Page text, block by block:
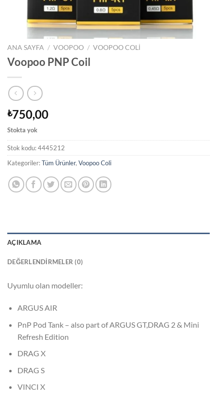
ANA SAYFA / VOOPOO / VOOPOO COLI
Voopoo PNP Coil
₺750,00
Stokta yok
Stok kodu:4445212
Kategoriler:Tüm Ürünler, Voopoo Coli
AÇIKLAMA
DEĞERLENDIRMELER (0)
Uyumlu olan modeller:
ARGUS AIR
PnP Pod Tank – also part of ARGUS GT,DRAG 2 & Mini
Refresh Edition
DRAG X
DRAG S
VINCI X